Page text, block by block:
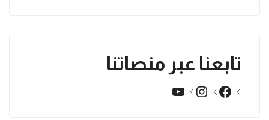
تابعنا عبر منصاتنا
Facebook
Instagram
YouTube